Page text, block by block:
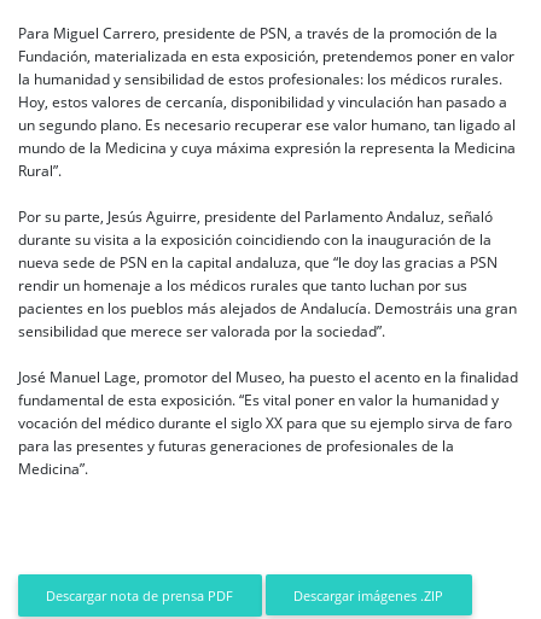
Para Miguel Carrero, presidente de PSN, a través de la promoción de la
Fundación, materializada en esta exposición, pretendemos poner en valor
la humanidad y sensibilidad de estos profesionales: los médicos rurales.
Hoy, estos valores de cercanía, disponibilidad y vinculación han pasado a
un segundo plano. Es necesario recuperar ese valor humano, tan ligado al
mundo de la Medicina y cuya máxima expresión la representa la Medicina
Rural”.
Por su parte, Jesús Aguirre, presidente del Parlamento Andaluz, señaló
durante su visita a la exposición coincidiendo con la inauguración de la
nueva sede de PSN en la capital andaluza, que “le doy las gracias a PSN
rendir un homenaje a los médicos rurales que tanto luchan por sus
pacientes en los pueblos más alejados de Andalucía. Demostráis una gran
sensibilidad que merece ser valorada por la sociedad”.
José Manuel Lage, promotor del Museo, ha puesto el acento en la finalidad
fundamental de esta exposición. “Es vital poner en valor la humanidad y
vocación del médico durante el siglo XX para que su ejemplo sirva de faro
para las presentes y futuras generaciones de profesionales de la
Medicina”.
Descargar nota de prensa PDF Descargar imágenes .ZIP